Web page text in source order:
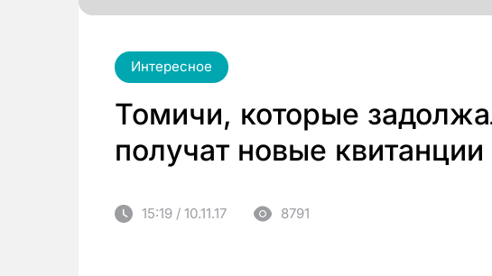
Интересное
Томичи, которые
получат новые квитанции
15:19 / 10.11.17 8791